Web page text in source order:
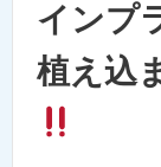
インプ
植え込